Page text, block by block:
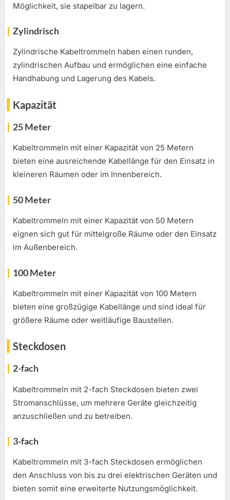
Möglichkeit, sie stapelbar zu lagern.
Zylindrisch
Zylindrische Kabeltrommeln haben einen runden,
zylindrischen Aufbau und ermöglichen eine einfache
Handhabung und Lagerung des Kabels.
Kapazität
25 Meter
Kabeltrommeln mit einer Kapazität von 25 Metern
bieten eine ausreichende Kabellänge für den Einsatz in
kleineren Räumen oder im Innenbereich.
50 Meter
Kabeltrommeln mit einer Kapazität von 50 Metern
eignen sich gut für mittelgroße Räume oder den Einsatz
im Außenbereich.
100 Meter
Kabeltrommeln mit einer Kapazität von 100 Metern
bieten eine großzügige Kabellänge und sind ideal für
größere Räume oder weitläufige Baustellen.
Steckdosen
2-fach
Kabeltrommeln mit 2-fach Steckdosen bieten zwei
Stromanschlüsse, um mehrere Geräte gleichzeitig
anzuschließen und zu betreiben.
3-fach
Kabeltrommeln mit 3-fach Steckdosen ermöglichen
den Anschluss von bis zu drei elektrischen Geräten und
bieten somit eine erweiterte Nutzungsmöglichkeit.